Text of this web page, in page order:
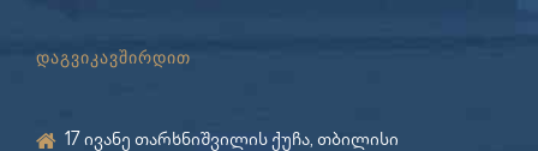
დაგვიკავშირდით
17 ივანე თარხნიშვილის ქუჩა, თბილისი